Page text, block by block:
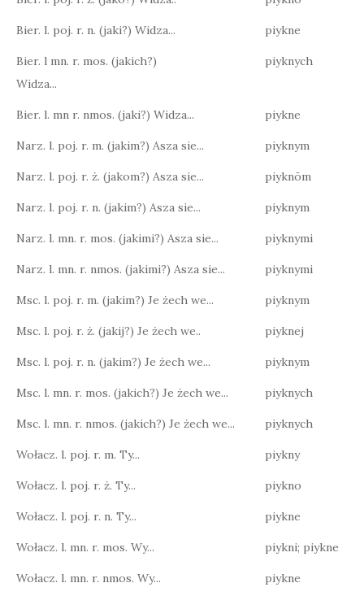
Bier. l. poj. r. n. (jaki?) Widza... piykne
Bier. l mn. r. mos. (jakich?)
Widza...
piyknych
Bier. l. mn r. nmos. (jaki?) Widza... piykne
Narz. l. poj. r. m. (jakim?) Asza sie... piyknym
Narz. l. poj. r. ż. (jakom?) Asza sie... piyknōm
Narz. l. poj. r. n. (jakim?) Asza sie... piyknym
Narz. l. mn. r. mos. (jakimi?) Asza sie... piyknymi
Narz. l. mn. r. nmos. (jakimi?) Asza sie... piyknymi
Msc. l. poj. r. m. (jakim?) Je żech we... piyknym
Msc. l. poj. r. ż. (jakij?) Je żech we.. piyknej
Msc. l. poj. r. n. (jakim?) Je żech we... piyknym
Msc. l. mn. r. mos. (jakich?) Je żech we... piyknych
Msc. l. mn. r. nmos. (jakich?) Je żech we... piyknych
Wołacz. l. poj. r. m. Ty... piykny
Wołacz. l. poj. r. ż. Ty... piykno
Wołacz. l. poj. r. n. Ty... piykne
Wołacz. l. mn. r. mos. Wy... piykni; piykne
Wołacz. l. mn. r. nmos. Wy... piykne